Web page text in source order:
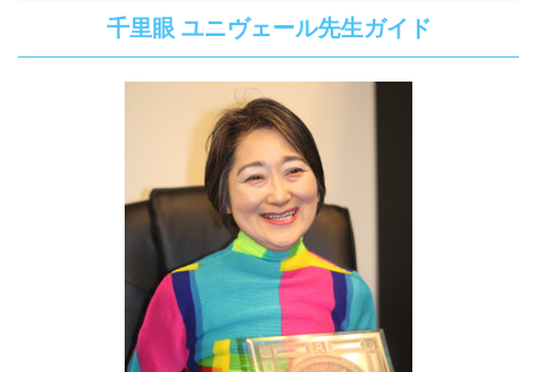
千里眼 ユニヴェール先生ガイド